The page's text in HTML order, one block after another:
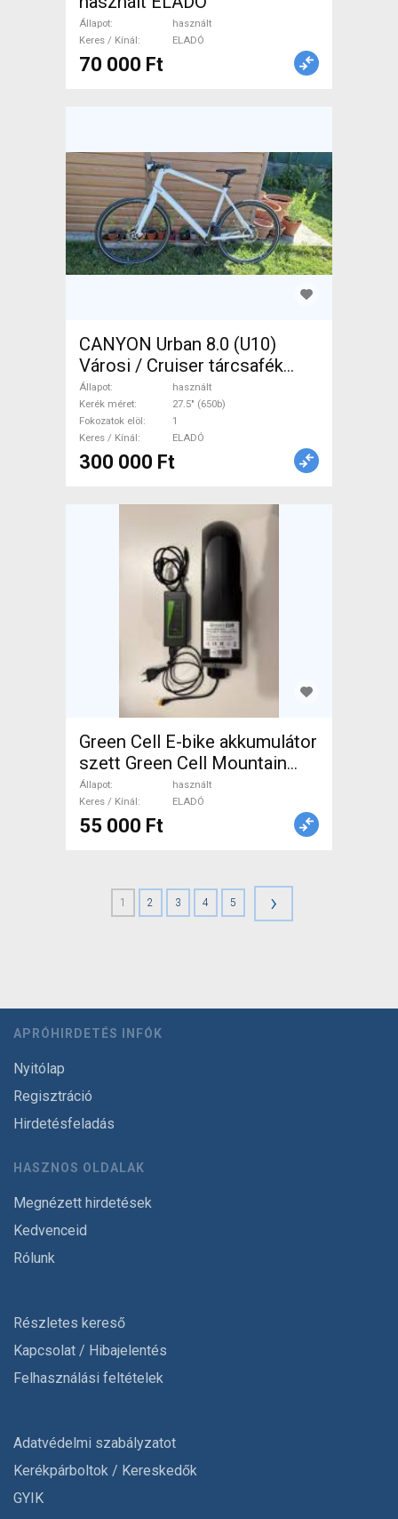
Állapot
használt
Keres / Kínál
ELADÓ
70 000 Ft
CANYON Urban 8.0 (U10)
Városi / Cruiser tárcsafék
használt ELADÓ
Állapot
használt
Kerék méret
27.5" (650b)
Fokozatok elöl
1
Keres / Kínál
ELADÓ
300 000 Ft
Green Cell E-bike akkumulátor
szett Green Cell Mountain
Bike Alkatrész, MTB
Hajtásrendszer használt
ELADÓ
Állapot
használt
Keres / Kínál
ELADÓ
55 000 Ft
1 2 3 4 5 ›
APRÓHIRDETÉS INFÓK
Nyitólap
Regisztráció
Hirdetésfeladás
HASZNOS OLDALAK
Megnézett hirdetések
Kedvenceid
Rólunk
Részletes kereső
Kapcsolat / Hibajelentés
Felhasználási feltételek
Adatvédelmi szabályzatot
Kerékpárboltok / Kereskedők
GYIK